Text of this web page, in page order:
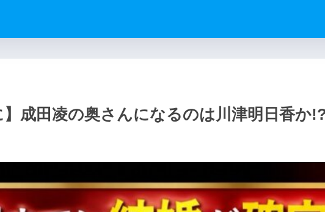
】成田凌の奥さんになるのは川津明日香か